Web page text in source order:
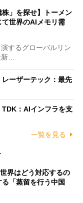
株」を探せ】トーメン
世界のAIメモリ需
するグローバルリン
新…
レーザーテック：最先
TDK：AIインフラを支
一覧を見る
界はどう対応するの
「蒸留を行う中国